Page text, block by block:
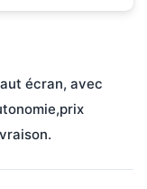
écran, avec